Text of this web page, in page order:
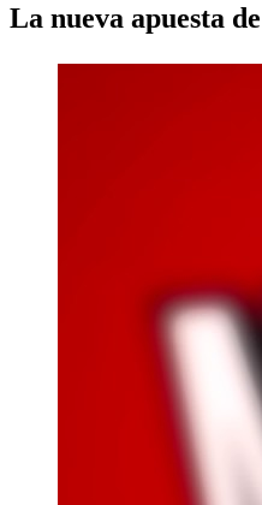
La nueva apuesta